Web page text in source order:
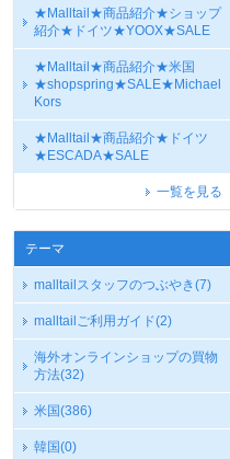
★Malltail★商品紹介★ショップ
紹介★ドイツ★YOOX★SALE
★Malltail★商品紹介★米国
★shopspring★SALE★Michael
Kors
★Malltail★商品紹介★ドイツ
★ESCADA★SALE
一覧を見る
テーマ
malltailスタッフのつぶやき(7)
malltailご利用ガイド(2)
海外オンラインショップの買物
方法(32)
米国(386)
韓国(0)